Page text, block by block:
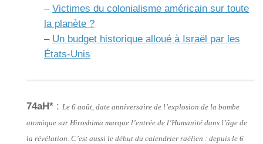
– Victimes du colonialisme américain sur toute
la planète ?
– Un budget historique alloué à Israël par les
États-Unis
74aH* : Le 6 août, date anniversaire de l’explosion de la bombe
atomique sur Hiroshima marque l’entrée de l’Humanité dans l’âge de
la révélation. C’est aussi le début du calendrier raélien : depuis le 6